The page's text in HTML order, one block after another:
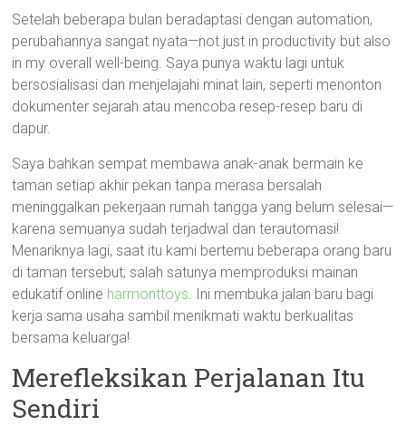
Setelah beberapa bulan beradaptasi dengan automation,
perubahannya sangat nyata—not just in productivity but also
in my overall well-being. Saya punya waktu lagi untuk
bersosialisasi dan menjelajahi minat lain, seperti menonton
dokumenter sejarah atau mencoba resep-resep baru di
dapur.
Saya bahkan sempat membawa anak-anak bermain ke
taman setiap akhir pekan tanpa merasa bersalah
meninggalkan pekerjaan rumah tangga yang belum selesai—
karena semuanya sudah terjadwal dan terautomasi!
Menariknya lagi, saat itu kami bertemu beberapa orang baru
di taman tersebut; salah satunya memproduksi mainan
edukatif online harmonttoys. Ini membuka jalan baru bagi
kerja sama usaha sambil menikmati waktu berkualitas
bersama keluarga!
Merefleksikan Perjalanan Itu
Sendiri